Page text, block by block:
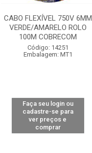
CABO FLEXÍVEL 750V 6MM
VERDE/AMARELO ROLO
100M COBRECOM
Código: 14251
Embalagem: MT1
Faça seu login ou
cadastre-se para
ver preços e
comprar